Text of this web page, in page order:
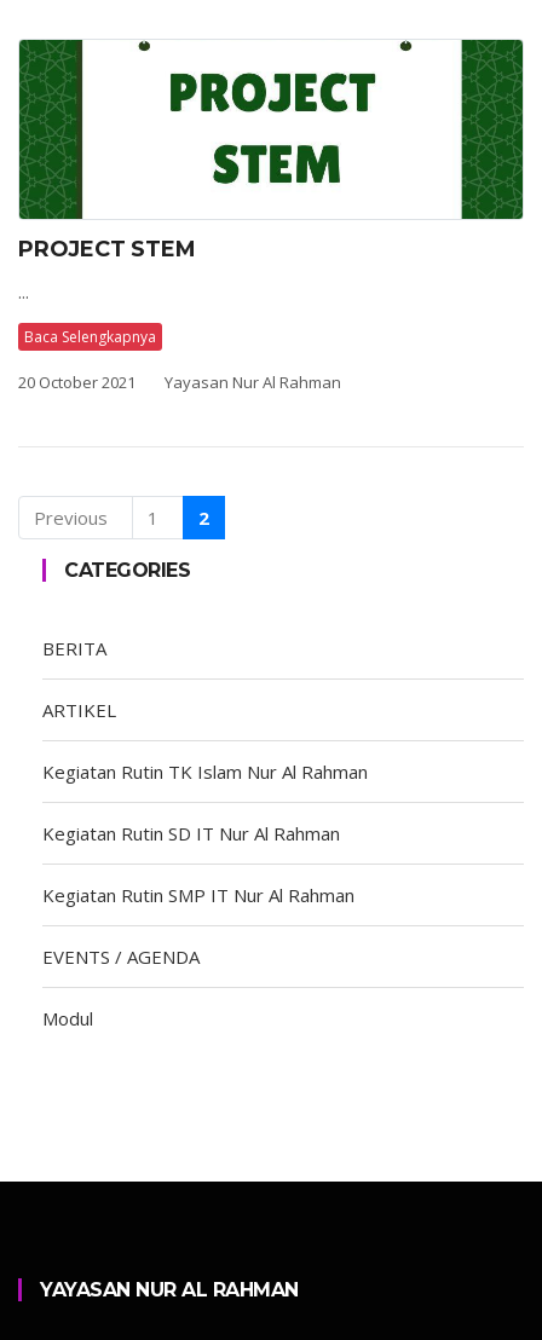
PROJECT STEM
...
Baca Selengkapnya
20 October 2021 Yayasan Nur Al Rahman
Previous 1 2
CATEGORIES
BERITA
ARTIKEL
Kegiatan Rutin TK Islam Nur Al Rahman
Kegiatan Rutin SD IT Nur Al Rahman
Kegiatan Rutin SMP IT Nur Al Rahman
EVENTS / AGENDA
Modul
YAYASAN NUR AL RAHMAN